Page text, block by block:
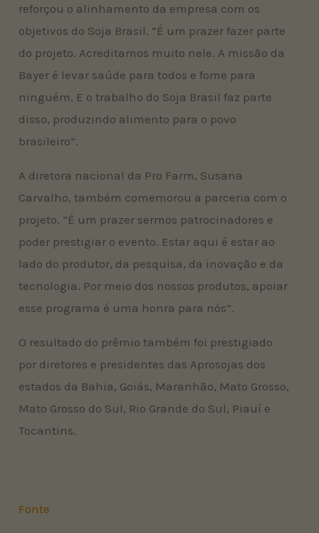
reforçou o alinhamento da empresa com os
objetivos do Soja Brasil. ”É um prazer fazer parte
do projeto. Acreditamos muito nele. A missão da
Bayer é levar saúde para todos e fome para
ninguém. E o trabalho do Soja Brasil faz parte
disso, produzindo alimento para o povo
brasileiro”.
A diretora nacional da Pro Farm, Susana
Carvalho, também comemorou a parceria com o
projeto. ”É um prazer sermos patrocinadores e
poder prestigiar o evento. Estar aqui é estar ao
lado do produtor, da pesquisa, da inovação e da
tecnologia. Por meio dos nossos produtos, apoiar
esse programa é uma honra para nós”.
O resultado do prêmio também foi prestigiado
por diretores e presidentes das Aprosojas dos
estados da Bahia, Goiás, Maranhão, Mato Grosso,
Mato Grosso do Sul, Rio Grande do Sul, Piauí e
Tocantins.
Fonte